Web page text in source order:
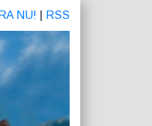
NU! RSS